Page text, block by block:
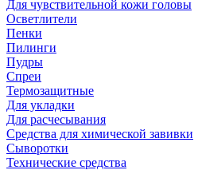
Для чувствительной кожи головы
Осветлители
Пенки
Пилинги
Пудры
Спреи
Термозащитные
Для укладки
Для расчесывания
Средства для химической завивки
Сыворотки
Технические средства